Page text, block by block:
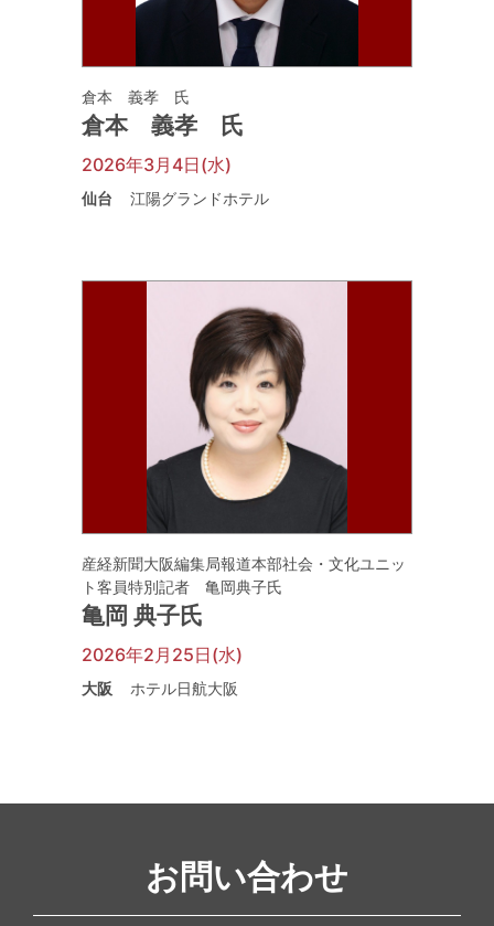
倉本 義孝 氏
倉本 義孝 氏
2026年3月4日(水)
仙台 江陽グランドホテル
産経新聞大阪編集局報道本部社会・文化ユニッ
ト客員特別記者 亀岡典子氏
亀岡 典子氏
2026年2月25日(水)
大阪 ホテル日航大阪
お問い合わせ